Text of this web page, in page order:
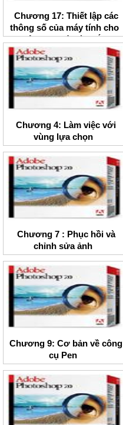
Chương 17: Thiết lập các
thông số của máy tính cho
việc quản lý màu sắc
Chương 4: Làm việc với
vùng lựa chọn
Chương 7 : Phục hồi và
chỉnh sửa ảnh
Chương 9: Cơ bản về công
cụ Pen